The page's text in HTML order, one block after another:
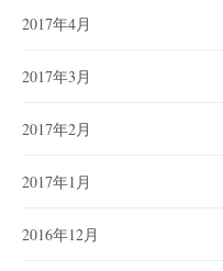
2017年4月
2017年3月
2017年2月
2017年1月
2016年12月